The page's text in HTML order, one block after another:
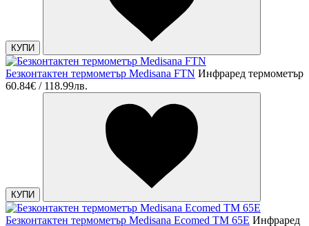
КУПИ
Безконтактен термометър Medisana FTN Инфраред термометър
60.84€ / 118.99лв.
КУПИ
Безконтактен термометър Medisana Ecomed TM 65E Инфраред